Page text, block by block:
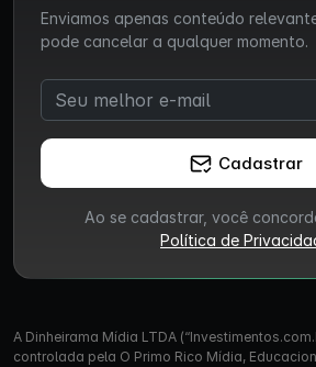
Enviamos apenas conteúdo
pode cancelar a qualquer momento.
Cadastrar
Ao se cadastrar, você
Política de
A Dinheirama Mídia LTDA
controlada pela O Primo Rico Mídia,